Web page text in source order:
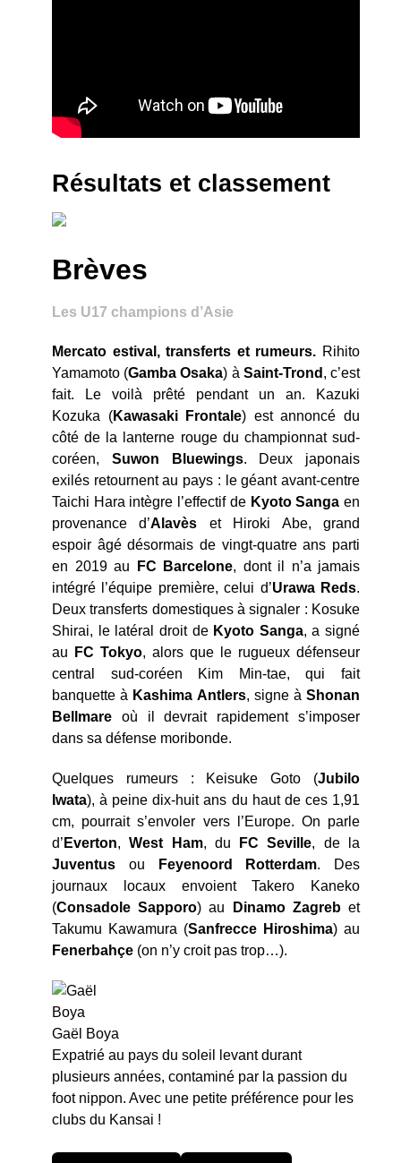
Résultats et classement
Brèves
Les U17 champions d’Asie
Mercato estival, transferts et rumeurs. Rihito
Yamamoto (Gamba Osaka) à Saint-Trond , c’est
fait. Le voilà prêté pendant un an. Kazuki
Kozuka (Kawasaki Frontale) est annoncé du
côté de la lanterne rouge du championnat sud-
coréen, Suwon Bluewings. Deux japonais
exilés retournent au pays : le géant avant-centre
Taichi Hara intègre l’effectif de Kyoto Sanga en
provenance d’Alavès et Hiroki Abe, grand
espoir âgé désormais de vingt-quatre ans parti
en 2019 au
FC Barcelone, dont il n’a jamais
intégré l’équipe première, celui d’Urawa Reds.
Deux transferts domestiques à signaler : Kosuke
Shirai, le latéral droit de Kyoto Sanga, a signé
au
FC Tokyo, alors que le rugueux défenseur
central sud-coréen Kim Min-tae, qui fait
banquette à Kashima Antlers, signe àShonan
Bellmare où il devrait rapidement s’imposer
dans sa défense moribonde.
Quelques rumeurs : Keisuke Goto (Jubilo
Iwata), à peine dix-huit ans du haut de ces 1,91
cm, pourrait s’envoler vers l’Europe. On parle
d’ Everton,West Ham, du FC Seville, de la
Juventus ou Feyenoord Rotterdam. Des
journaux locaux envoient Takero Kaneko
(Consadole Sapporo) au Dinamo Zagrebet
Takumu Kawamura (Sanfrecce Hiroshima) au
Fenerbahçe (on n’y croit pas trop…).
Gaël Boya
Expatrié au pays du soleil levant durant
plusieurs années, contaminé par la passion du
foot nippon. Avec une petite préférence pour les
clubs du Kansai !